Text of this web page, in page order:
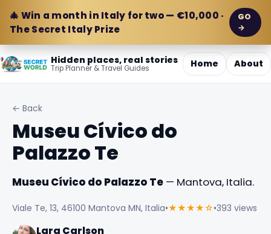
🎄 Win a month in Italy for two — €10,000 ·
The Secret Italy Prize
GO
→
Hidden places, real stories
Trip Planner & Travel Guides Home About
← Back
Museu Cívico do
Palazzo Te
Museu Cívico do Palazzo Te — Mantova, Italia.
Viale Te, 13, 46100 Mantova MN, Italia•★★★★☆•393 views
Lara Carlson